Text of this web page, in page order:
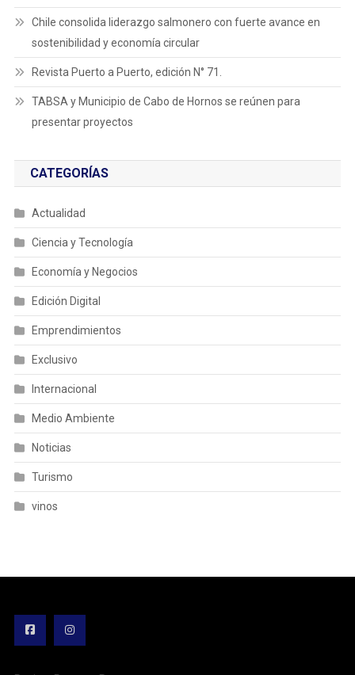
Chile consolida liderazgo salmonero con fuerte avance en
sostenibilidad y economía circular
Revista Puerto a Puerto, edición N° 71.
TABSA y Municipio de Cabo de Hornos se reúnen para
presentar proyectos
CATEGORÍAS
Actualidad
Ciencia y Tecnología
Economía y Negocios
Edición Digital
Emprendimientos
Exclusivo
Internacional
Medio Ambiente
Noticias
Turismo
vinos